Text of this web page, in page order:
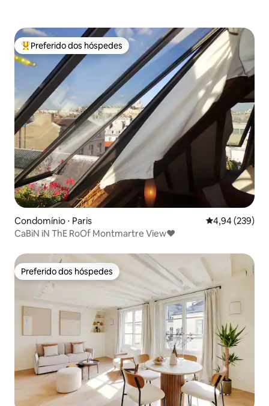
Entre os melhores preferidos dos hóspedes
Preferido dos hóspedes
Condomínio ⋅ Paris 4,94 de uma
4,94 (239)
CaBiN iN ThE RoOf Montmartre View♥
Preferido dos hóspedes
Preferido dos hóspedes